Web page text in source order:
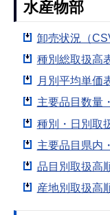
水産物部
卸売状況（
種別総取扱高
月別平均単価
主要品目数量
種別・日別取
主要品目県内
品目別取扱高
産地別取扱高